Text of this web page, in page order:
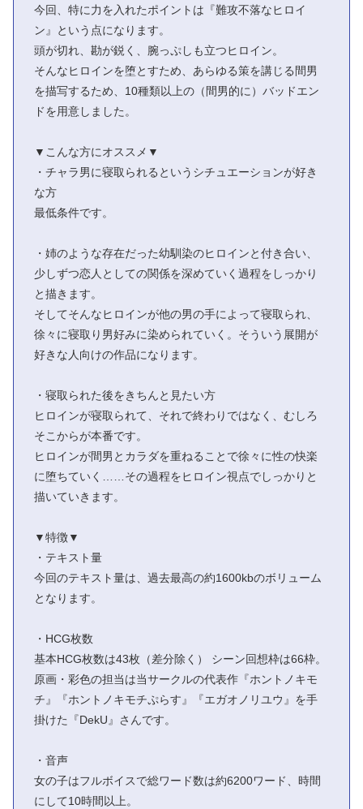
今回、特に力を入れたポイントは『難攻不落なヒロイ
ン』という点になります。
頭が切れ、勘が鋭く、腕っぷしも立つヒロイン。
そんなヒロインを堕とすため、あらゆる策を講じる間男
を描写するため、10種類以上の（間男的に）バッドエン
ドを用意しました。
▼こんな方にオススメ▼
・チャラ男に寝取られるというシチュエーションが好き
な方
最低条件です。
・姉のような存在だった幼馴染のヒロインと付き合い、
少しずつ恋人としての関係を深めていく過程をしっかり
と描きます。
そしてそんなヒロインが他の男の手によって寝取られ、
徐々に寝取り男好みに染められていく。そういう展開が
好きな人向けの作品になります。
・寝取られた後をきちんと見たい方
ヒロインが寝取られて、それで終わりではなく、むしろ
そこからが本番です。
ヒロインが間男とカラダを重ねることで徐々に性の快楽
に堕ちていく……その過程をヒロイン視点でしっかりと
描いていきます。
▼特徴▼
・テキスト量
今回のテキスト量は、過去最高の約1600kbのボリューム
となります。
・HCG枚数
基本HCG枚数は43枚（差分除く） シーン回想枠は66枠。
原画・彩色の担当は当サークルの代表作『ホントノキモ
チ』『ホントノキモチぷらす』『エガオノリユウ』を手
掛けた『DekU』さんです。
・音声
女の子はフルボイスで総ワード数は約6200ワード、時間
にして10時間以上。